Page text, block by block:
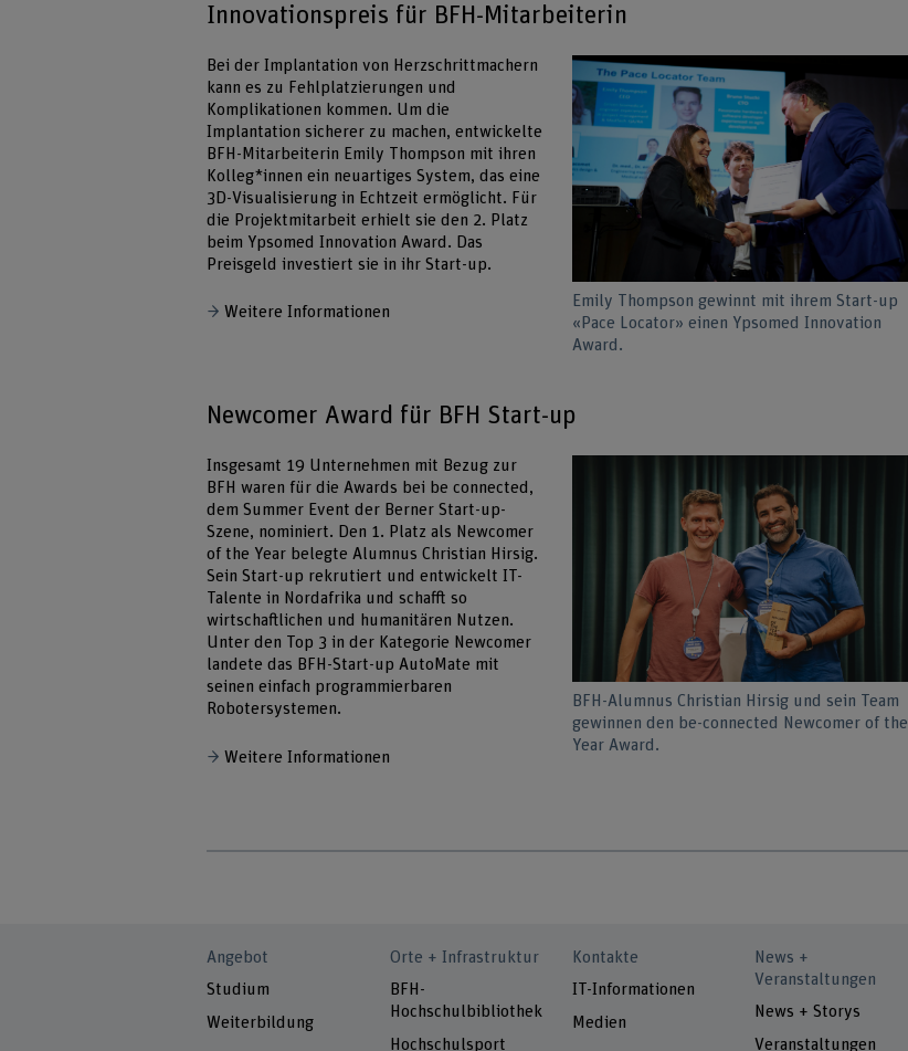
Innovationspreis für BFH-Mitarbeiterin
Bei der Implantation von Herzschrittmachern
kann es zu Fehlplatzierungen und
Komplikationen kommen. Um die
Implantation sicherer zu machen, entwickelte
BFH-Mitarbeiterin Emily Thompson mit ihren
Kolleg*innen ein neuartiges System, das eine
3D-Visualisierung in Echtzeit ermöglicht. Für
die Projektmitarbeit erhielt sie den 2. Platz
beim Ypsomed Innovation Award. Das
Preisgeld investiert sie in ihr Start-up.
Weitere Informationen
Emily Thompson gewinnt mit ihrem Start-up
«Pace Locator» einen Ypsomed Innovation
Award.
Newcomer Award für BFH Start-up
Insgesamt 19 Unternehmen mit Bezug zur
BFH waren für die Awards bei be connected,
dem Summer Event der Berner Start-up-
Szene, nominiert. Den 1. Platz als Newcomer
of the Year belegte Alumnus Christian Hirsig.
Sein Start-up rekrutiert und entwickelt IT-
Talente in Nordafrika und schafft so
wirtschaftlichen und humanitären Nutzen.
Unter den Top 3 in der Kategorie Newcomer
landete das BFH-Start-up AutoMate mit
seinen einfach programmierbaren
Robotersystemen.
Weitere Informationen
BFH-Alumnus Christian Hirsig und sein Team
gewinnen den be-connected Newcomer of the
Year Award.
Angebot
Studium
Weiterbildung
Orte + Infrastruktur
BFH-
Hochschulbibliothek
Hochschulsport
Kontakte
IT-Informationen
Medien
News +
Veranstaltungen
News + Storys
Veranstaltungen